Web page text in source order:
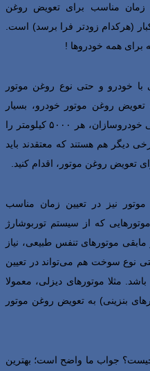
زمان مناسب برای تعویض روغن
۵۰۰۰ کیلومتر یا هر ۳ ماه یکبار (هرکدام زودتر فرا برسد) است.
برای همه خودروها !
با خودرو و حتی نوع روغن موتور
روغن موتور خودرو، بسیار
مهم و حیاتی است طوری که مثلا برخی خودروسازان، هر ۵۰۰۰ کیلومتر را
برخی دیگر هم هستند که معتقدند باید
نیز در تعیین زمان مناسب
که از سیستم توربوشارژ
موتورهای تنفس طبیعی، نیاز
نوع سوخت هم می‌تواند در تعیین
مثلا موتورهای دیزلی، معمولا
بنزینی) به تعویض روغن موتور
جواب ما واضح است؛ بهترین